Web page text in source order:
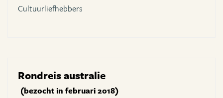
Cultuurliefhebbers
Rondreis australie
(bezocht in februari 2018)